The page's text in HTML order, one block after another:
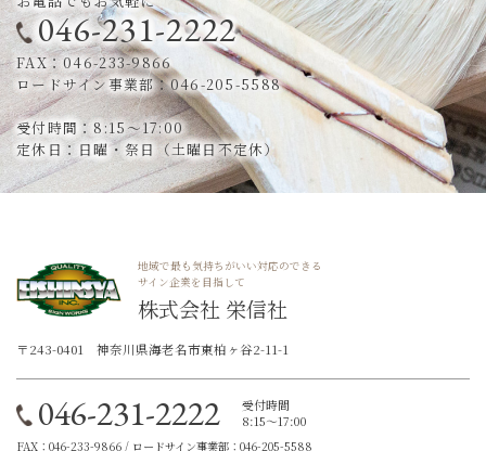
046-231-2222
FAX：046-233-9866
ロードサイン事業部：046-205-5588
受付時間：8:15～17:00
定休日：日曜・祭日（土曜日不定休）
地域で最も気持ちがいい対応のできる
サイン企業を目指して
株式会社 栄信社
〒243-0401 神奈川県海老名市東柏ヶ谷2-11-1
046-231-2222
受付時間
8:15～17:00
FAX：046-233-9866 / ロードサイン事業部：046-205-5588